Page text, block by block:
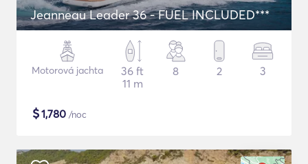
Jeanneau Leader 36 - FUEL INCLUDED***
Motorová jachta
36 ft
11 m
8 2 3
$1,780 /noc